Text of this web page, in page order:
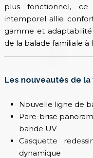
plus fonctionnel,
intemporel allie
gamme et
de la balade familiale à
Les nouveautés de la
Nouvelle ligne de
Pare-brise
bande UV
Casquette
dynamique